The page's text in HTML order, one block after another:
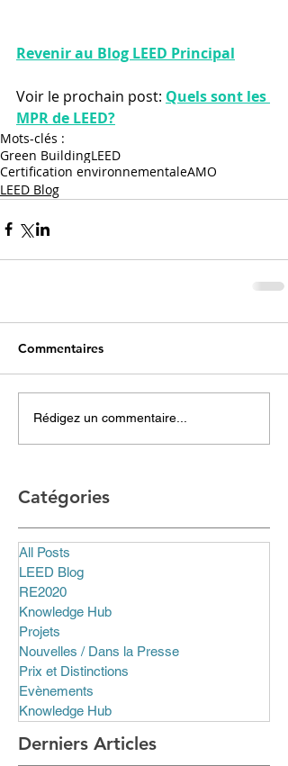
Revenir au Blog LEED Principal
Voir le prochain post: Quels sont les
MPR de LEED?
Mots-clés :
Green BuildingLEED
Certification environnementaleAMO
LEED Blog
Commentaires
Rédigez un commentaire...
Catégories
All Posts
LEED Blog
RE2020
Knowledge Hub
Projets
Nouvelles / Dans la Presse
Prix et Distinctions
Evènements
Knowledge Hub
Derniers Articles